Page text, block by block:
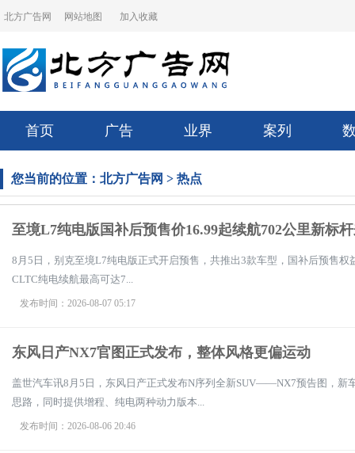
北方广告网 网站地图 加入收藏
首页 广告 业界 案列
您当前的位置： 北方广告网 > 热点
至境L7纯电版国补后预售价16.99起续航702公里新标
8月5日，别克至境L7纯电版正式开启预售，共推出3款车型，国补后预售
CLTC纯电续航最高可达7...
发布时间：2026-08-07 05:17
东风日产NX7官图正式发布，整体风格更偏运动
盖世汽车讯8月5日，东风日产正式发布N序列全新SUV——NX7预告图，新
思路，同时提供增程、纯电两种动力版本...
发布时间：2026-08-06 20:46